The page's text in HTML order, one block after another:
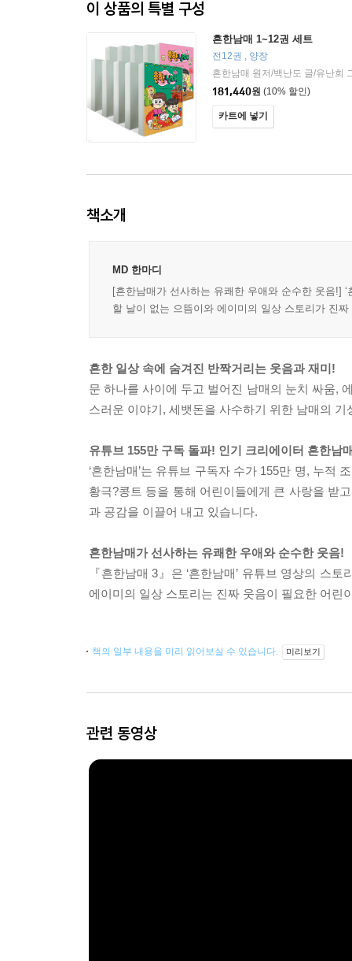
이 상품의 특별 구성
흔한남매 1~12권 세트
전12권 , 양장
181,440원 (10% 할인)
카트에 넣기
책소개
MD 한마디
[흔한남매가 선사하는 유쾌한 우애와 순수한 웃음!]
할 날이 없는 으뜸이와 에이미의 일상 스토리가 진
흔한 일상 속에 숨겨진 반짝거리는 웃음과 재미!
문 하나를 사이에 두고 벌어진 남매의 눈치 싸움,
스러운 이야기, 세뱃돈을 사수하기 위한 남매의
유튜브 155만 구독 돌파! 인기 크리에이터 흔한남
‘흔한남매’는 유튜브 구독자 수가 155만 명, 누적
황극?콩트 등을 통해 어린이들에게 큰 사랑을 받
과 공감을 이끌어 내고 있습니다.
흔한남매가 선사하는 유쾌한 우애와 순수한 웃음!
『흔한남매 3』은 ‘흔한남매’ 유튜브 영상의 스
에이미의 일상 스토리는 진짜 웃음이 필요한 어
책의 일부 내용을 미리 읽어보실 수 있습니다. 미리보기
관련 동영상